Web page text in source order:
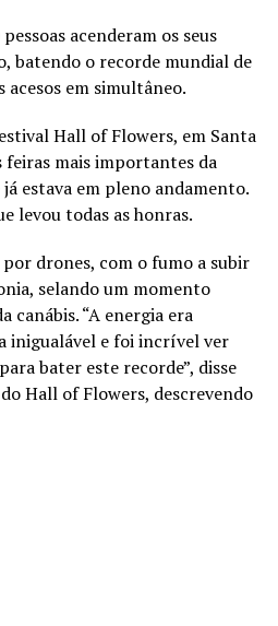
acenderam os seus
batendo o recorde mundial de
em simultâneo.
Hall of Flowers, em Santa
feiras mais importantes da
estava em pleno andamento.
levou todas as honras.
drones, com o fumo a subir
selando um momento
canábis. “A energia era
inigualável e foi incrível ver
bater este recorde”, disse
Hall of Flowers, descrevendo